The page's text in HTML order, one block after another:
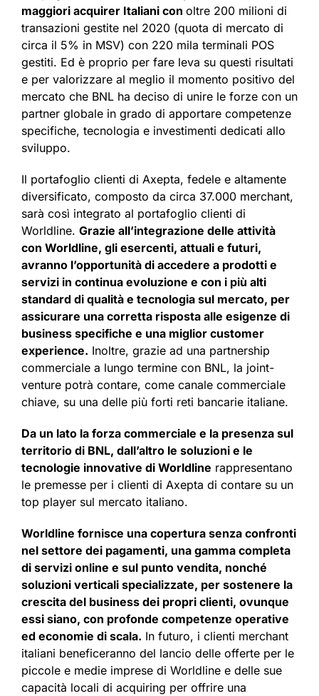
maggiori acquirer Italiani con oltre 200 milioni di
transazioni gestite nel 2020 (quota di mercato di
circa il 5% in MSV) con 220 mila terminali POS
gestiti. Ed è proprio per fare leva su questi risultati
e per valorizzare al meglio il momento positivo del
mercato che BNL ha deciso di unire le forze con un
partner globale in grado di apportare competenze
specifiche, tecnologia e investimenti dedicati allo
sviluppo.
Il portafoglio clienti di Axepta, fedele e altamente
diversificato, composto da circa 37.000 merchant,
sarà così integrato al portafoglio clienti di
Worldline. Grazie all’integrazione delle attività
con Worldline, gli esercenti, attuali e futuri,
avranno l’opportunità di accedere a prodotti e
servizi in continua evoluzione e con i più alti
standard di qualità e tecnologia sul mercato, per
assicurare una corretta risposta alle esigenze di
business specifiche e una miglior customer
experience. Inoltre, grazie ad una partnership
commerciale a lungo termine con BNL, la joint-
venture potrà contare, come canale commerciale
chiave, su una delle più forti reti bancarie italiane.
Da un lato la forza commerciale e la presenza sul
territorio di BNL, dall’altro le soluzioni e le
tecnologie innovative di Worldline rappresentano
le premesse per i clienti di Axepta di contare su un
top player sul mercato italiano.
Worldline fornisce una copertura senza confronti
nel settore dei pagamenti, una gamma completa
di servizi online e sul punto vendita, nonché
soluzioni verticali specializzate, per sostenere la
crescita del business dei propri clienti, ovunque
essi siano, con profonde competenze operative
ed economie di scala. In futuro, i clienti merchant
italiani beneficeranno del lancio delle offerte per le
piccole e medie imprese di Worldline e delle sue
capacità locali di acquiring per offrire una